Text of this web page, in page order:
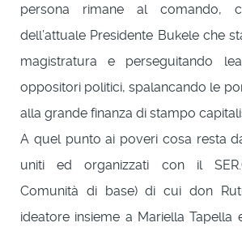
persona rimane al comando,
dell’attuale Presidente Bukele che
magistratura e perseguitando
oppositori politici, spalancando le
alla grande finanza di stampo
A quel punto ai poveri cosa resta
uniti ed organizzati con il
Comunità di base) di cui don
ideatore insieme a Mariella Tapella